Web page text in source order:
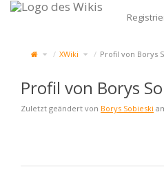
Zum
Start
Schalte
den
übergeordneten
Sobieski
um.
XWiki Schalte
den
Verzeichnisbaum
Profil von Borys
Profil von Borys
Zuletzt geändert von Borys Sobieski